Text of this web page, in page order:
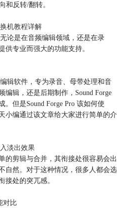
至-0.3db，这个命令多用于批量处
，标准化完成后会在原文件下出现新
文件格式是WAV，那么无论被编辑
式都会变成WAV。
，新的文件中会将开头和结尾处的
空间浪费。
和反转/翻转。
机教程详解
论是在音频编辑领域，还是在录
供专业而强大的功能支持。
辑软件，专为录音、母带处理和音
辑，还是后期制作，Sound Forge
但是Sound Forge Pro 该如何使
小编通过该文章给大家进行简单的介
淡出效果
的剪辑与合并，其衔接处很容易会出
自然。对于这种情况，很多人都会选
接处的突兀感。
对比